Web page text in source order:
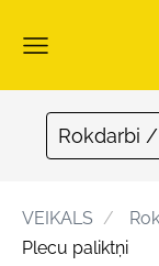
Rokdarbi
VEIKALS
Plecu paliktņi